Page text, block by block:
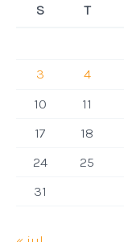
S T
3
4
10
11
17
18
24
25
31